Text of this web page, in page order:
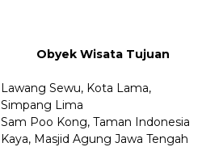
Obyek Wisata Tujuan
Lawang Sewu, Kota Lama,
Simpang Lima
Sam Poo Kong, Taman Indonesia
Kaya, Masjid Agung Jawa Tengah